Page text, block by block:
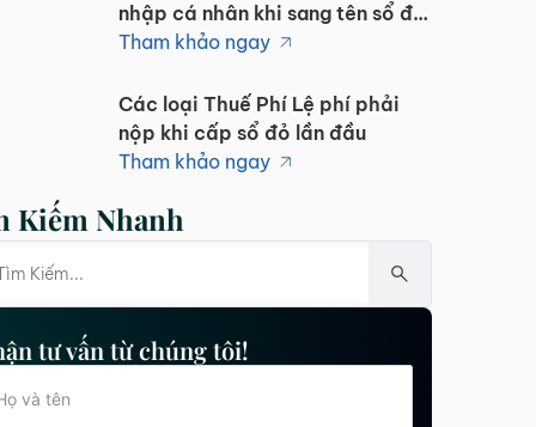
nhập cá nhân khi sang tên sổ đỏ
hiện nay
Tham khảo ngay
Các loại Thuế Phí Lệ phí phải
nộp khi cấp sổ đỏ lần đầu
Tham khảo ngay
Kiếm Nhanh
tư vấn từ chúng tôi!